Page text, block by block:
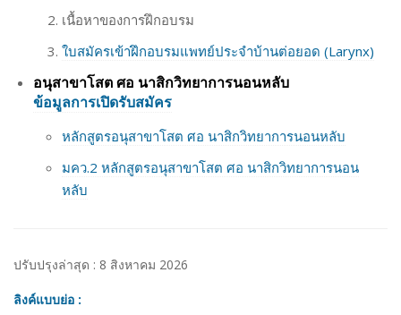
เนื้อหาของการฝึกอบรม
ใบสมัครเข้าฝึกอบรมแพทย์ประจำบ้านต่อยอด (Larynx)
อนุสาขาโสต ศอ นาสิกวิทยาการนอนหลับ
ข้อมูลการเปิดรับสมัคร
หลักสูตรอนุสาขาโสต ศอ นาสิกวิทยาการนอนหลับ
มคว.2 หลักสูตรอนุสาขาโสต ศอ นาสิกวิทยาการนอน
หลับ
ปรับปรุงล่าสุด : 8 สิงหาคม 2026
ลิงค์แบบย่อ :